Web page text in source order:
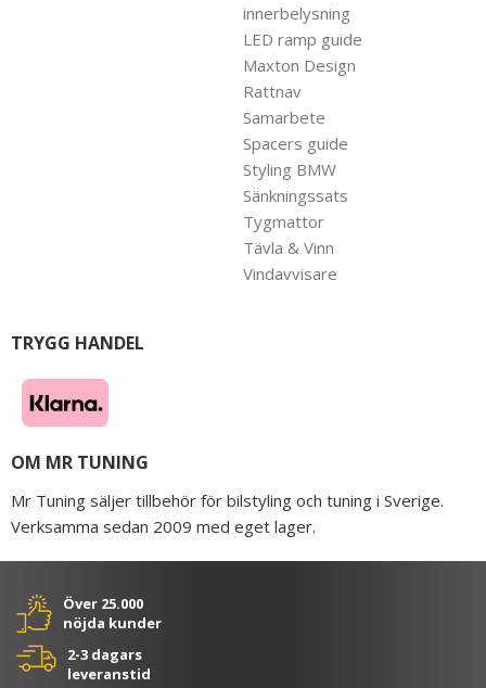
innerbelysning
LED ramp guide
Maxton Design
Rattnav
Samarbete
Spacers guide
Styling BMW
Sänkningssats
Tygmattor
Tävla & Vinn
Vindavvisare
TRYGG HANDEL
OM MR TUNING
Mr Tuning säljer tillbehör för bilstyling och tuning i Sverige.
Verksamma sedan 2009 med eget lager.
Över 25.000
nöjda kunder
2-3 dagars
leveranstid